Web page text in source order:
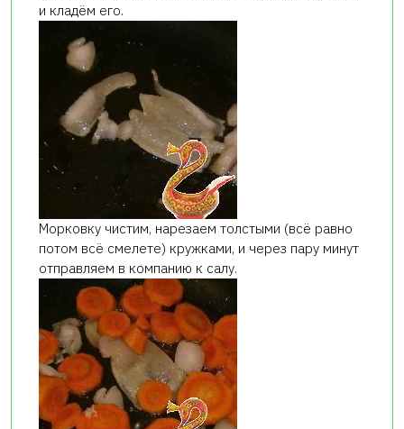
и кладём его.
Морковку чистим, нарезаем толстыми (всё равно
потом всё смелете) кружками, и через пару минут
отправляем в компанию к салу.